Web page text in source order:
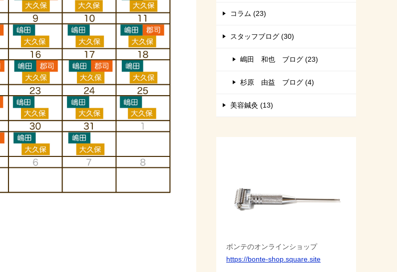
コラム (23)
スタッフブログ (30)
嶋田 和也 ブログ (23)
杉原 由益 ブログ (4)
美容鍼灸 (13)
ボンテのオンラインショップ
https://bonte-shop.square.site